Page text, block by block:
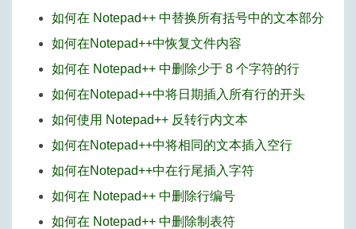
如何在 Notepad++ 中替换所有括号中的文本部分
如何在Notepad++中恢复文件内容
如何在 Notepad++ 中删除少于 8 个字符的行
如何在Notepad++中将日期插入所有行的开头
如何使用 Notepad++ 反转行内文本
如何在Notepad++中将相同的文本插入空行
如何在Notepad++中在行尾插入字符
如何在 Notepad++ 中删除行编号
如何在 Notepad++ 中删除制表符